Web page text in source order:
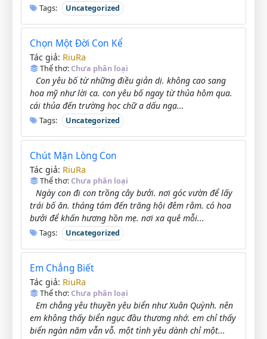
Tags: Uncategorized
Chọn Một Đời Con Kể
Tác giả: RiuRa
Thể thơ:Chưa phân loại
Con yêu bố từ những điều giản dị. không cao sang
hoa mỹ như lời ca. con yêu bố ngay từ thủa hôm qua.
cái thủa đến trường học chữ a dấu ngạ...
Tags: Uncategorized
Chút Mặn Lòng Con
Tác giả: RiuRa
Thể thơ:Chưa phân loại
Ngày con đi con trồng cây bưởi. nơi góc vườn để lấy
trái bố ăn. tháng tám đến trăng hội đêm rằm. có hoa
bưởi để khấn hương hồn mẹ. nơi xa quê mỗi...
Tags: Uncategorized
Em Chẳng Biết
Tác giả: RiuRa
Thể thơ:Chưa phân loại
Em chẳng yêu thuyền yêu biển như Xuân Quỳnh. nên
em không thấy biển ngục đầu thương nhớ. em chỉ thấy
biển ngàn năm vẫn vỗ. một tình yêu dành chỉ một...